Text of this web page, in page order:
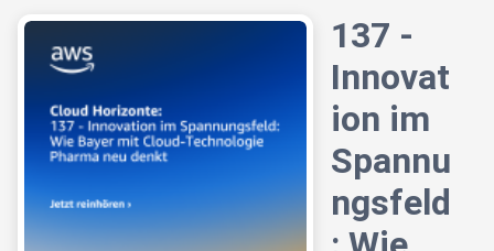
137 -
Innovat
ion im
Spannu
ngsfeld